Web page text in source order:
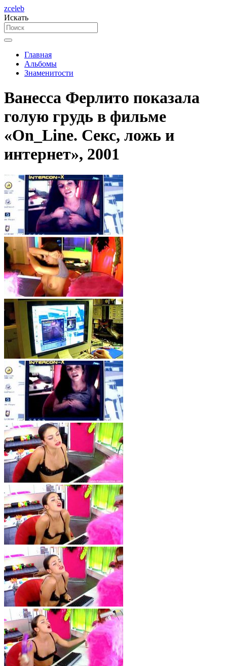
zceleb
Искать
Главная
Альбомы
Знаменитости
Ванесса Ферлито показала
голую грудь в фильме
«On_Line. Секс, ложь и
интернет», 2001